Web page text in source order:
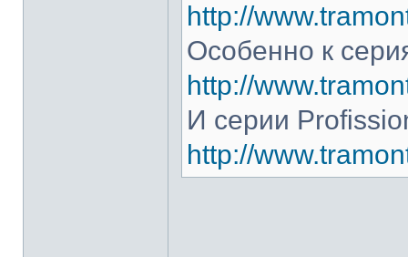
http://
Особенно к
http://
И серии
http://